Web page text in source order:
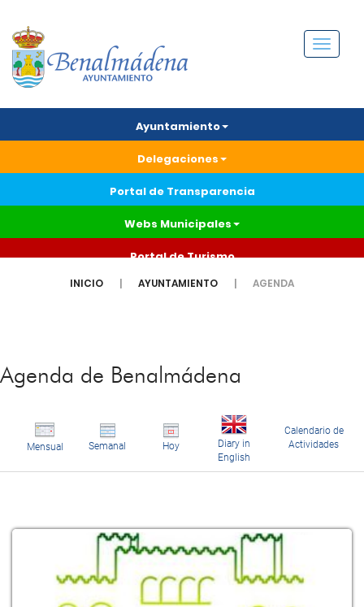
Menú
Ayuntamiento
Delegaciones
Portal de Transparencia
Webs Municipales
Portal de Turismo
INICIO AYUNTAMIENTO AGENDA
Agenda de Benalmádena
Mensual Semanal Hoy
Diary in
English
Calendario de
Actividades